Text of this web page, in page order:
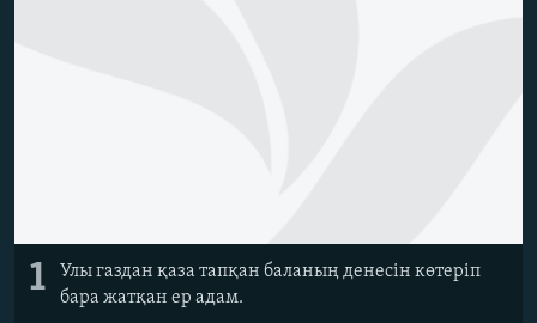
1
Улы газдан қаза тапқан баланың денесін көтеріп
бара жатқан ер адам.